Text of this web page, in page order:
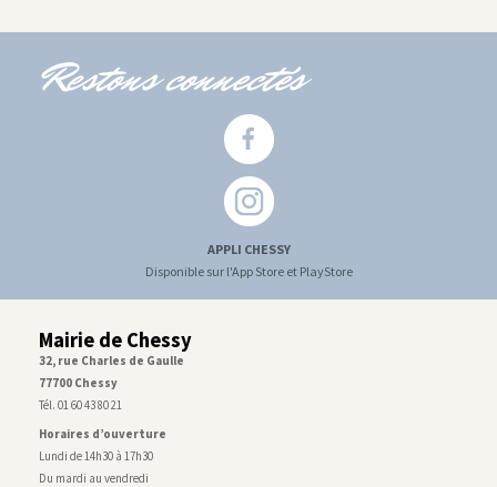
Restons connectés
APPLI CHESSY
Disponible sur l'App Store et PlayStore
Mairie de Chessy
32, rue Charles de Gaulle
77700 Chessy
Tél. 01 60 43 80 21
Horaires d’ouverture
Lundi de 14h30 à 17h30
Du mardi au vendredi